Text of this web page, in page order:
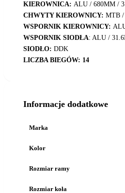
KIEROWNICA: ALU / 680MM /
CHWYTY KIEROWNICY: MTB
WSPORNIK KIEROWNICY:
WSPORNIK SIODŁA: ALU /
SIODŁO: DDK
LICZBA BIEGÓW: 14
Informacje dodatkowe
Marka
Kolor
Rozmiar ramy
Rozmiar koła